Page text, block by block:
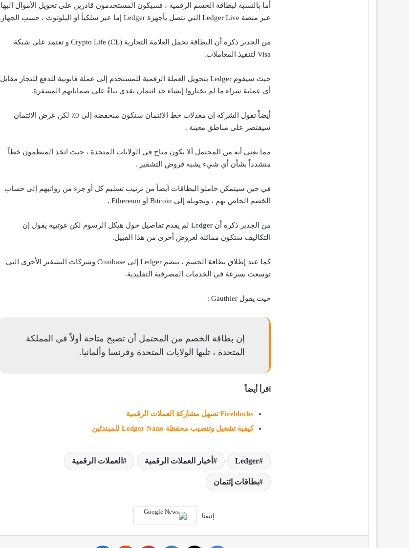
أما بالنسبة لبطاقة الحسم الرقمية ، فسيكون المستخدمون قادرين على تحويل الأموال إليها
عبر منصة Ledger Live التي تتصل بأجهزة Ledger إما عبر سلكياً أو البلوتوث ، حسب الجهاز.
من الجدير ذكره أن البطاقة تحمل العلامة التجارية Crypto Life (CL) و تعتمد على شبكة
Visa لتنفيذ المعاملات.
حيث سيقوم Ledger بتحويل العملة الرقمية للمستخدم إلى عملة قانونية للدفع للتجار مقابل
أي عملية شراء ما لم يختاروا إنشاء حد ائتمان نقدي بناءً على ضماناتهم المشفرة.
أيضاً تقول الشركة إن معدلات خط الائتمان ستكون منخفضة إلى 0٪ لكن عرض الائتمان
سيقتصر على مناطق معينة .
مما يعني أنه من المحتمل ألا يكون متاح في الولايات المتحدة ، حيث اتخذ المنظمون خطاً
متشدداً بشأن أي شيء يشبه قروض التشفير .
في حين سيتمكن حاملو البطاقات أيضاً من ترتيب تسليم كل أو جزء من رواتبهم إلى حساب
الخصم الخاص بهم ، وتحويله إلى Bitcoin أو Ethereum .
من الجدير ذكره أن Ledger لم يقدم تفاصيل حول هيكل الرسوم لكن غوتييه يقول إن
التكاليف ستكون مماثلة لعروض أخرى من هذا القبيل.
كما عند إطلاق بطاقة الحسم ، ينضم Ledger إلى Coinbase وشركات التشفير الأخرى التي
توسعت بسرعة في الخدمات المصرفية التقليدية.
حيث يقول Gauthier :
إن بطاقة الخصم من المحتمل أن تصبح متاحة أولاً في المملكة
المتحدة ، تليها الولايات المتحدة وفرنسا وألمانيا.
اقرأ أيضاً
Fireblocks تسهل مشاركة العملات الرقمية
كيفية تشغيل وتنصيب محفظة Ledger Nano للمبتدئين
Ledger أخبار العملات الرقمية العملات الرقمية
بطاقات إئتمان
إتبعنا
فيسبوك لينكدإن بينتيريست